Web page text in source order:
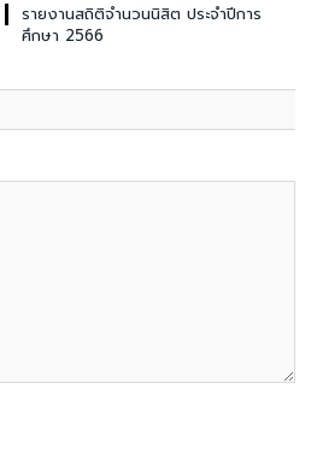
รายงานสถิติจำนวนนิสิต ประจำปีการ
ศึกษา 2566